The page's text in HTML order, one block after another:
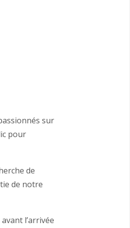
sur
pour
de
de notre
l’arrivée